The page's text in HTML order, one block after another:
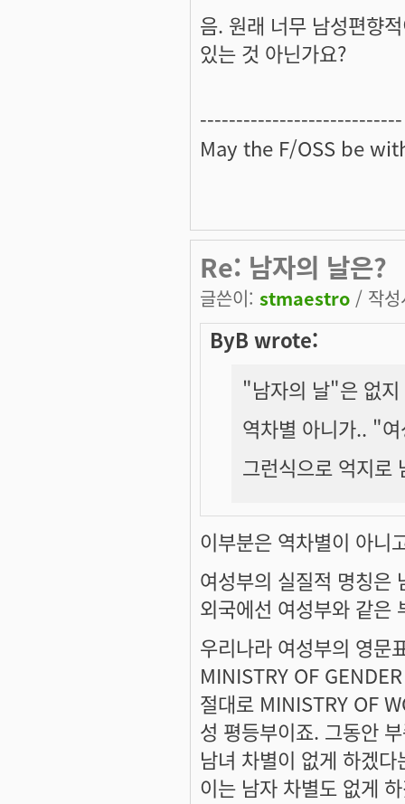
음. 원래 너무 남성편향
있는 것 아닌가요?
----------------------------
May the F/OSS be
Re: 남자의 날은?
글쓴이: stmaestro / 작
ByB wrote:
"남자의 날"은 없지
역차별 아니가.. "
그런식으로 억지로
이부분은 역차별이 아니
여성부의 실질적 명칭은
외국에선 여성부와 같은
우리나라 여성부의 영문
MINISTRY OF
절대로 MINISTRY OF
성 평등부이죠. 그동안
남녀 차별이 없게 하겠
이는 남자 차별도 없게